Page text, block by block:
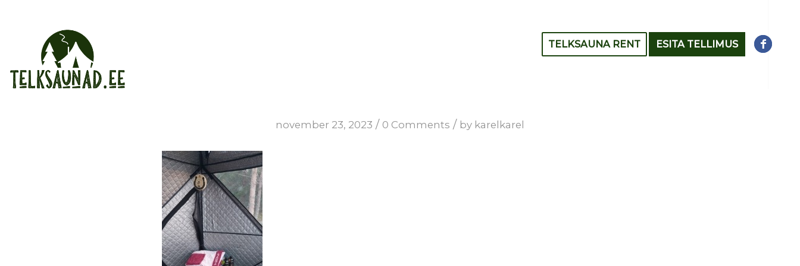
TELKSAUNA RENT ESITA TELLIMUS
november 23, 2023 / 0 Comments / by karelkarel